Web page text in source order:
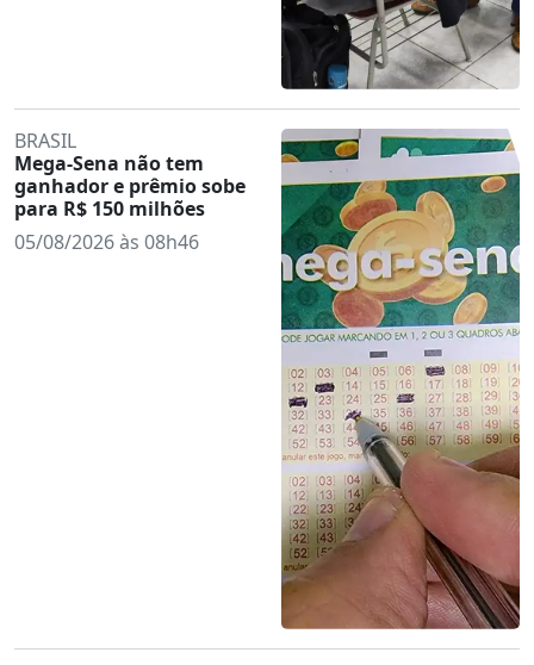
BRASIL
Mega-Sena não tem
ganhador e prêmio sobe
para R$ 150 milhões
05/08/2026 às 08h46